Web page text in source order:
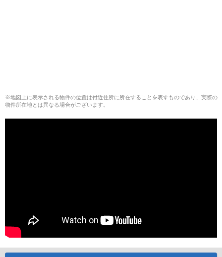
※地図上に表示される物件の位置は付近住所に所在することを表すものであり、実際の
物件所在地とは異なる場合がございます。